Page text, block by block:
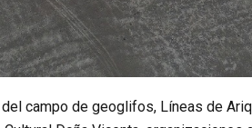
campo de geoglifos, Líneas de